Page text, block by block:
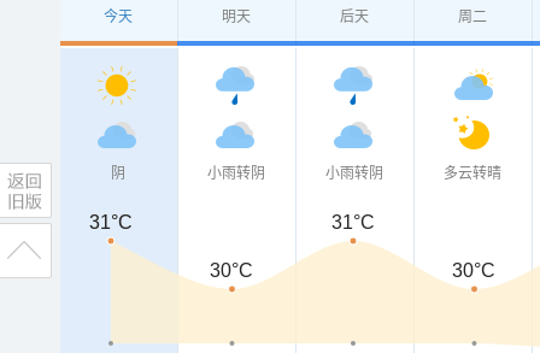
今天 明天 后天 周二
阴 小雨转阴 小雨转阴 多云转晴
31°C
31°C
30°C
31°C
30°C